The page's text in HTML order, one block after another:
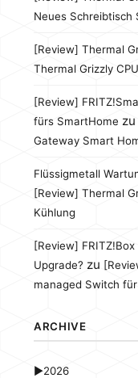
Neues Schreibtisch
[Review] Thermal
Thermal Grizzly
[Review]
fürs SmartHome zu
Gateway Smart
Flüssigmetall
[Review] Thermal
Kühlung
[Review]
Upgrade? zu
managed Switch für
ARCHIVE
►2026